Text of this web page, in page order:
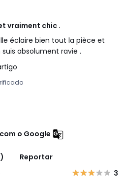
vraiment chic .
éclaire bien tout la pièce et
absolument ravie .
o Google
Reportar
3